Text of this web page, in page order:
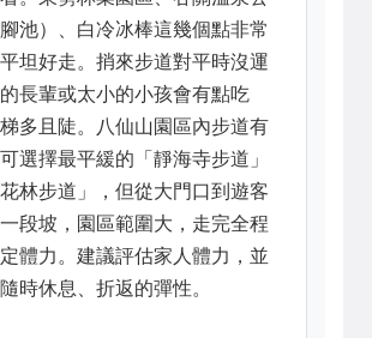
池）、白冷冰棒這幾個點非常
坦好走。捎來步道對平時沒運
長輩或太小的小孩會有點吃
多且陡。八仙山園區內步道有
選擇最平緩的「靜海寺步道」
林步道」，但從大門口到遊客
段坡，園區範圍大，走完全程
體力。建議評估家人體力，並
時休息、折返的彈性。